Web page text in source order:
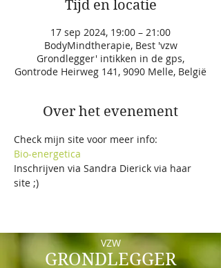
Tijd en locatie
17 sep 2024, 19:00 – 21:00
BodyMindtherapie, Best 'vzw
Grondlegger' intikken in de gps,
Gontrode Heirweg 141, 9090 Melle, België
Over het evenement
Check mijn site voor meer info:
Bio-energetica
Inschrijven via Sandra Dierick via haar
site ;)
VZW
GRONDLEGGER